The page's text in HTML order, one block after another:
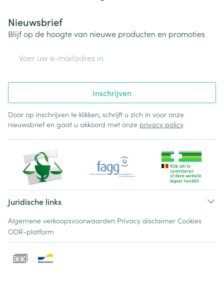
Nieuwsbrief
Blijf op de hoogte van nieuwe producten en promoties
Inschrijven
Door op inschrijven te klikken, schrijft u zich in voor onze
nieuwsbrief en gaat u akkoord met onze privacy policy.
Juridische links
Algemene verkoopsvoorwaarden Privacy disclaimer Cookies
ODR-platform